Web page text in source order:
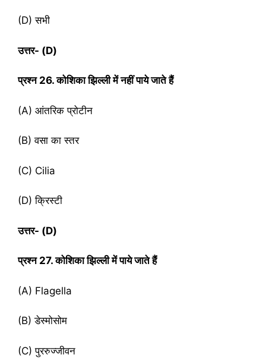
(D) सभी
उत्तर- (D)
प्रश्‍न 26. कोशिका झिल्ली में नहीं पाये जाते हैं
(A) आंतरिक प्रोटीन
(B) वसा का स्तर
(C) Cilia
(D) क्रिस्टी
उत्तर- (D)
प्रश्‍न 27. कोशिका झिल्ली में पाये जाते हैं
(A) Flagella
(B) डेस्मोसोम
(C) पुररुज्जीवन